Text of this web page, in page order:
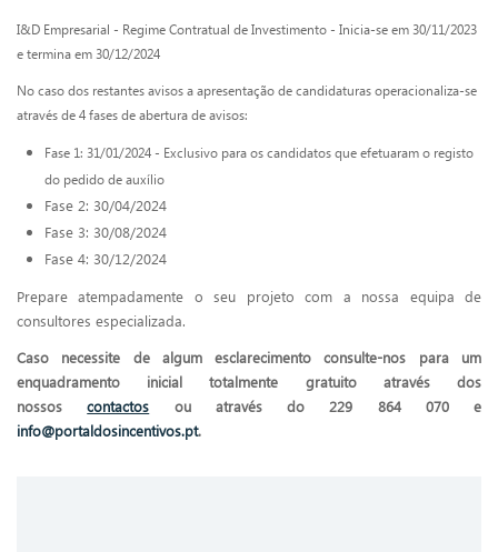
I&D Empresarial - Regime Contratual de Investimento - Inicia-se em 30/11/2023
e termina em 30/12/2024
No caso dos restantes avisos a apresentação de candidaturas operacionaliza-se
através de 4 fases de abertura de avisos:
Fase 1: 31/01/2024 - Exclusivo para os candidatos que efetuaram o registo
do pedido de auxílio
Fase 2: 30/04/2024
Fase 3: 30/08/2024
Fase 4: 30/12/2024
Prepare atempadamente o seu projeto com a nossa equipa de
consultores especializada.
Caso necessite de algum esclarecimento consulte-nos para um
enquadramento inicial totalmente gratuito através dos
nossoscontactos ou através do 229 864 070 e
info@portaldosincentivos.pt.